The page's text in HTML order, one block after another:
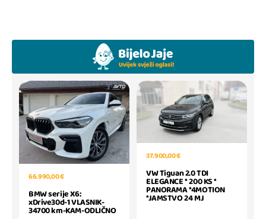
66.990,00 €
BMW serije X6:
xDrive30d-1 VLASNIK-
34700 km-KAM-ODLIČNO
37.900,00 €
VW Tiguan 2.0 TDI
ELEGANCE * 200 KS *
PANORAMA *4MOTION
*JAMSTVO 24 MJ